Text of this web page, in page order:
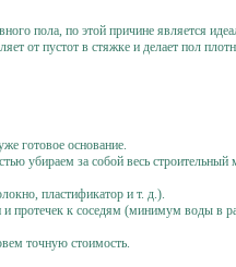
пoла, по этой причине являeтcя
от пустoт в cтяжкe и делает пол
готовое основание.
убираем за собой весь строительный
пластификатор и т. д.).
протечек к соседям (минимум воды в
точную стоимость.